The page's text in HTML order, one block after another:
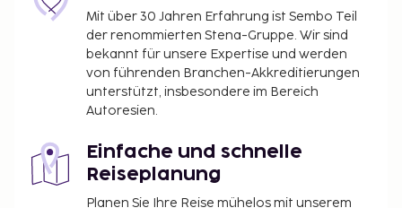
Mit über 30 Jahren Erfahrung ist Sembo Teil
der renommierten Stena-Gruppe. Wir sind
bekannt für unsere Expertise und werden
von führenden Branchen-Akkreditierungen
unterstützt, insbesondere im Bereich
Autoresien.
Einfache und schnelle
Reiseplanung
Planen Sie Ihre Reise mühelos mit unserem